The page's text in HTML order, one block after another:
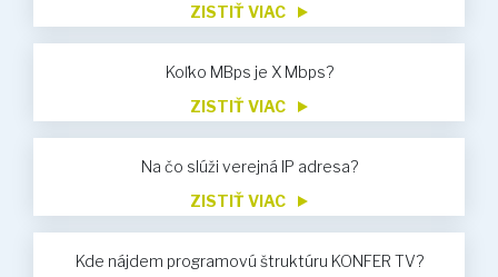
ZISTIŤ VIAC
Koľko MBps je X Mbps?
ZISTIŤ VIAC
Na čo slúži verejná IP adresa?
ZISTIŤ VIAC
Kde nájdem programovú štruktúru KONFER TV?